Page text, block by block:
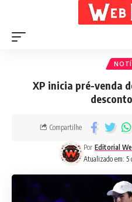
XP inicia pré-venda
Atualizado em: 5
Por Editorial
Compartilhe